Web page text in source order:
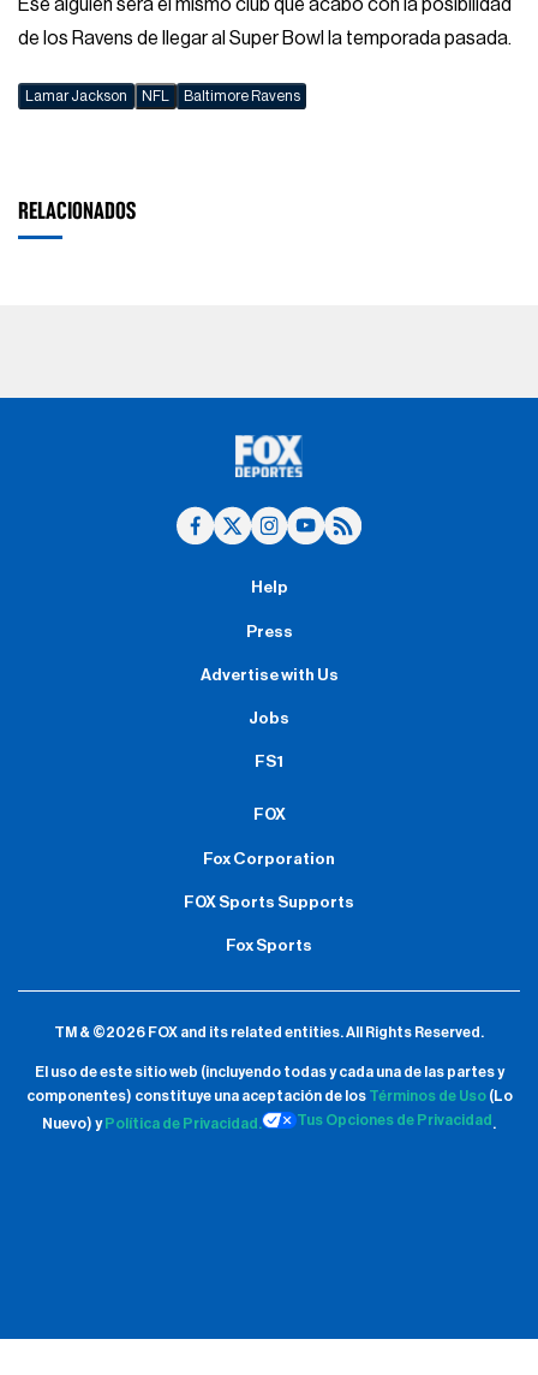
Ese alguien será el mismo club que acabó con la posibilidad
de los Ravens de llegar al Super Bowl la temporada pasada.
Lamar Jackson NFL Baltimore Ravens
RELACIONADOS
Help
Press
Advertise with Us
Jobs
FS1
FOX
Fox Corporation
FOX Sports Supports
Fox Sports
TM & ©2026 FOX and its related entities.All Rights Reserved.
El uso de este sitio web (incluyendo todas y cada una de las partes y
componentes) constituye una aceptación de los Términos de Uso(Lo
Nuevo) y Política de Privacidad. Tus Opciones de Privacidad .